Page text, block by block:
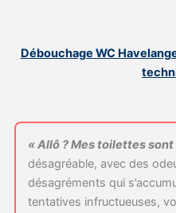
Débouchage WC
« Allô ? Mes toilettes
désagréable, avec des
désagréments qui
tentatives infructueuses,